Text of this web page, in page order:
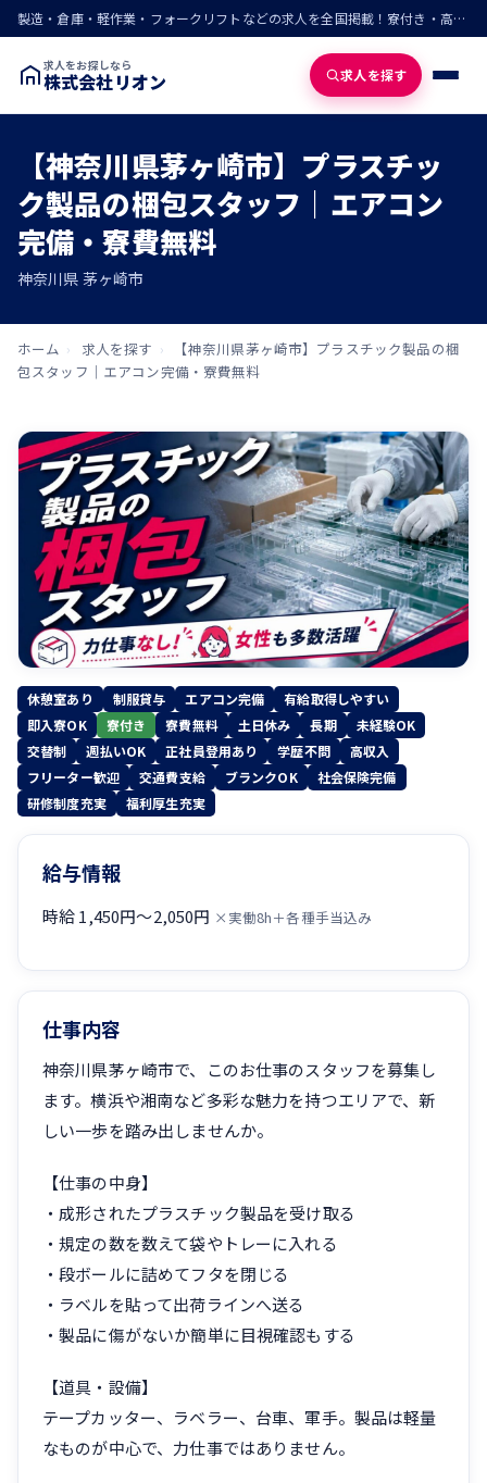
製造・倉庫・軽作業・フォークリフトなどの求人を全国掲載！寮付き・高収入・即入寮の仕事が見つかる
求人をお探しなら
株式会社リオン 求人を探す
【神奈川県茅ヶ崎市】プラスチッ
ク製品の梱包スタッフ｜エアコン
完備・寮費無料
神奈川県 茅ヶ崎市
ホーム › 求人を探す ›
【神奈川県茅ヶ崎市】プラスチック製品の梱
包スタッフ｜エアコン完備・寮費無料
休憩室あり 制服貸与 エアコン完備
有給取得しやすい
即入寮OK
寮付き 寮費無料 土日休み 長期
未経験OK
交替制
週払いOK 正社員登用あり 学歴不問
高収入
フリーター歓迎
交通費支給 ブランクOK
社会保険完備
研修制度充実
福利厚生充実
給与情報
時給 1,450円〜2,050円 ×実働8h＋各種手当込み
仕事内容
神奈川県茅ヶ崎市で、このお仕事のスタッフを募集し
ます。横浜や湘南など多彩な魅力を持つエリアで、新
しい一歩を踏み出しませんか。
【仕事の中身】
・成形されたプラスチック製品を受け取る
・規定の数を数えて袋やトレーに入れる
・段ボールに詰めてフタを閉じる
・ラベルを貼って出荷ラインへ送る
・製品に傷がないか簡単に目視確認もする
【道具・設備】
テープカッター、ラベラー、台車、軍手。製品は軽量
なものが中心で、力仕事ではありません。